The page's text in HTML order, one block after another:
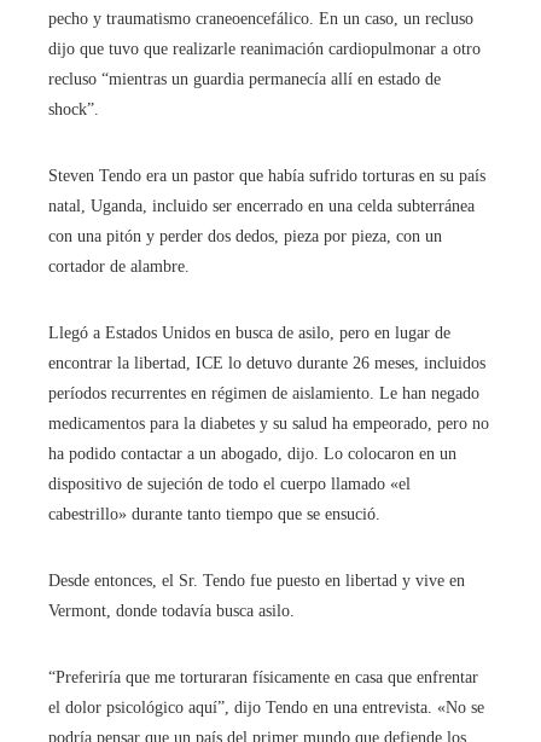
pecho y traumatismo craneoencefálico. En un caso, un recluso
dijo que tuvo que realizarle reanimación cardiopulmonar a otro
recluso “mientras un guardia permanecía allí en estado de
shock”.
Steven Tendo era un pastor que había sufrido torturas en su país
natal, Uganda, incluido ser encerrado en una celda subterránea
con una pitón y perder dos dedos, pieza por pieza, con un
cortador de alambre.
Llegó a Estados Unidos en busca de asilo, pero en lugar de
encontrar la libertad, ICE lo detuvo durante 26 meses, incluidos
períodos recurrentes en régimen de aislamiento. Le han negado
medicamentos para la diabetes y su salud ha empeorado, pero no
ha podido contactar a un abogado, dijo. Lo colocaron en un
dispositivo de sujeción de todo el cuerpo llamado «el
cabestrillo» durante tanto tiempo que se ensució.
Desde entonces, el Sr. Tendo fue puesto en libertad y vive en
Vermont, donde todavía busca asilo.
“Preferiría que me torturaran físicamente en casa que enfrentar
el dolor psicológico aquí”, dijo Tendo en una entrevista. «No se
podría pensar que un país del primer mundo que defiende los